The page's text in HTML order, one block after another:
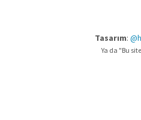
Tasarım:
Ya da "Bu